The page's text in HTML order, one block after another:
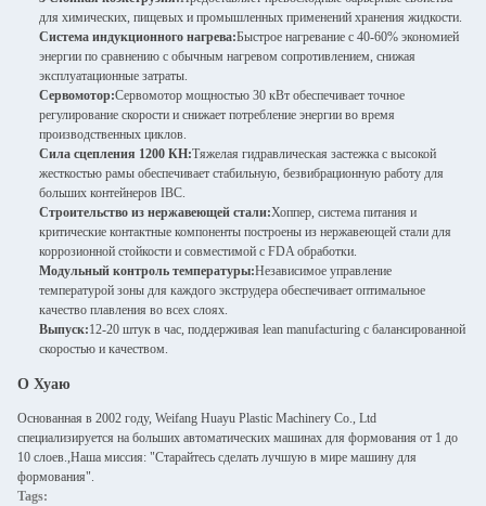
для химических, пищевых и промышленных применений хранения жидкости.
Система индукционного нагрева:Быстрое нагревание с 40-60% экономией
энергии по сравнению с обычным нагревом сопротивлением, снижая
эксплуатационные затраты.
Сервомотор:Сервомотор мощностью 30 кВт обеспечивает точное
регулирование скорости и снижает потребление энергии во время
производственных циклов.
Сила сцепления 1200 КН:Тяжелая гидравлическая застежка с высокой
жесткостью рамы обеспечивает стабильную, безвибрационную работу для
больших контейнеров IBC.
Строительство из нержавеющей стали:Хоппер, система питания и
критические контактные компоненты построены из нержавеющей стали для
коррозионной стойкости и совместимой с FDA обработки.
Модульный контроль температуры:Независимое управление
температурой зоны для каждого экструдера обеспечивает оптимальное
качество плавления во всех слоях.
Выпуск:12-20 штук в час, поддерживая lean manufacturing с балансированной
скоростью и качеством.
О Хуаю
Основанная в 2002 году, Weifang Huayu Plastic Machinery Co., Ltd
специализируется на больших автоматических машинах для формования от 1 до
10 слоев.,Наша миссия: "Старайтесь сделать лучшую в мире машину для
формования".
Tags: